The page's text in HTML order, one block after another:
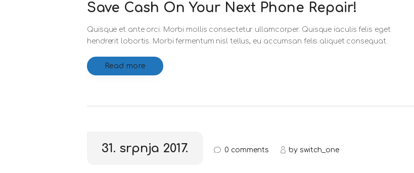
Save Cash On Your Next Phone Repair!
Quisque et ante orci. Morbi mollis consectetur ullamcorper. Quisque iaculis felis eget
hendrerit lobortis. Morbi fermentum nisl tellus, eu accumsan felis aliquet consequat.
Read more
31. srpnja 2017. 0 comments by switch_one